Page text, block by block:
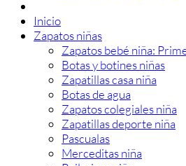
Inicio
Zapatos niñas
Zapatos bebé niña:
Botas y botines niñas
Zapatillas casa niña
Botas de agua
Zapatos colegiales niña
Zapatillas deporte niña
Pascualas
Merceditas niña